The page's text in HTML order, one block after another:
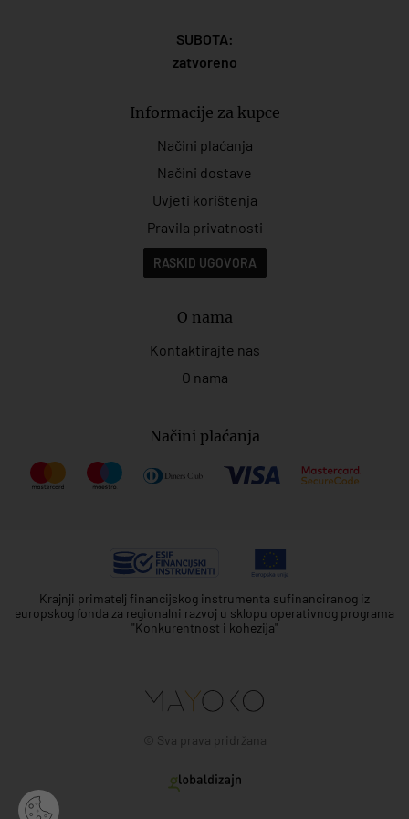
SUBOTA:
zatvoreno
Informacije za kupce
Načini plaćanja
Načini dostave
Uvjeti korištenja
Pravila privatnosti
RASKID UGOVORA
O nama
Kontaktirajte nas
O nama
Načini plaćanja
Krajnji primatelj financijskog instrumenta sufinanciranog iz
europskog fonda za regionalni razvoj u sklopu operativnog programa
"Konkurentnost i kohezija"
© Sva prava pridržana